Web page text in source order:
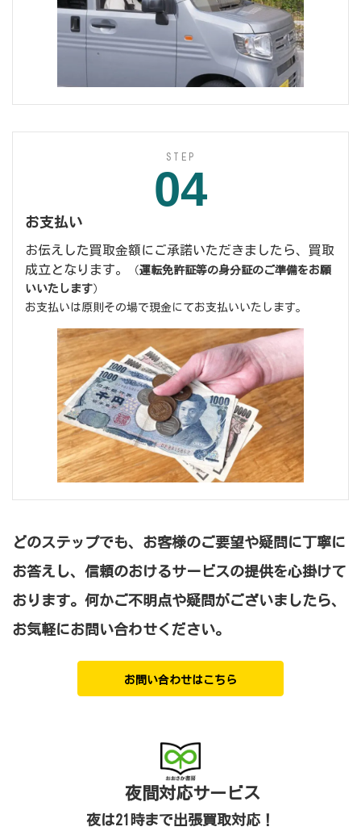
STEP
04
お支払い
お伝えした買取金額にご承諾いただきましたら、買取
成立となります。
（運転免許証等の身分証のご準備をお願
いいたします）
お支払いは原則その場で現金にてお支払いいたします。
どのステップでも、お客様のご要望や疑問に丁寧に
お答えし、信頼のおけるサービスの提供を心掛けて
おります。何かご不明点や疑問がございましたら、
お気軽にお問い合わせください。
お問い合わせはこちら
夜間対応サービス
夜は21時まで出張買取対応！